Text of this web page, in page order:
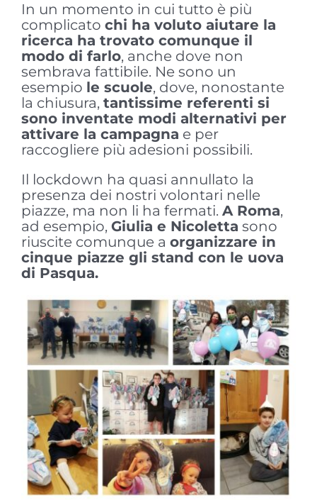
In un momento in cui tutto è più
complicato chi ha voluto aiutare la
ricerca ha trovato comunque il
modo di farlo, anche dove non
sembrava fattibile. Ne sono un
esempio le scuole, dove, nonostante
la chiusura, tantissime referenti si
sono inventate modi alternativi per
attivare la campagna e per
raccogliere più adesioni possibili.
Il lockdown ha quasi annullato la
presenza dei nostri volontari nelle
piazze, ma non li ha fermati. A Roma,
ad esempio, Giulia e Nicoletta sono
riuscite comunque a organizzare in
cinque piazze gli stand con le uova
di Pasqua.